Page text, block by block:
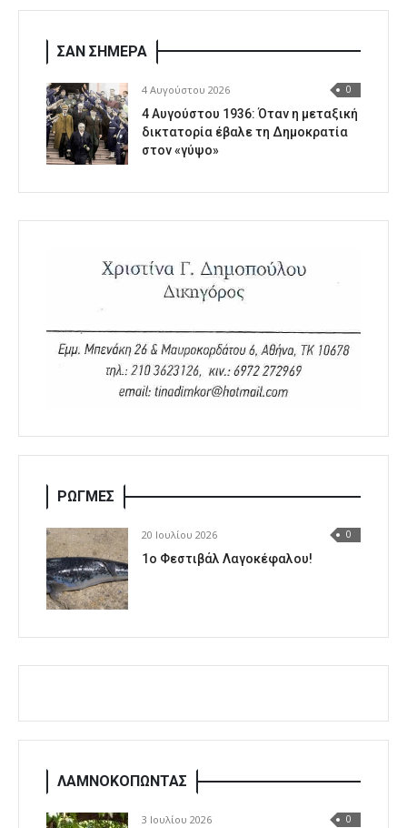
ΣΑΝ ΣΗΜΕΡΑ
4 Αυγούστου 2026 0
4 Αυγούστου 1936: Όταν η μεταξική
δικτατορία έβαλε τη Δημοκρατία
στον «γύψο»
ΡΩΓΜΕΣ
20 Ιουλίου 2026 0
1o Φεστιβάλ Λαγοκέφαλου!
ΛΑΜΝΟΚΟΠΩΝΤΑΣ
3 Ιουλίου 2026 0